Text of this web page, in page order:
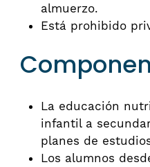
almuerzo.
Está prohibido
La educación
infantil a
planes de
Los alumnos